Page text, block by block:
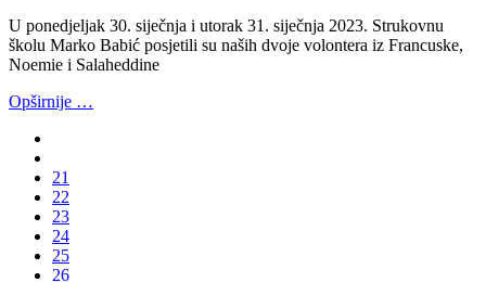
U ponedjeljak 30. siječnja i utorak 31. siječnja 2023. Strukovnu
školu Marko Babić posjetili su naših dvoje volontera iz Francuske,
Noemie i Salaheddine
Opširnije …
21
22
23
24
25
26